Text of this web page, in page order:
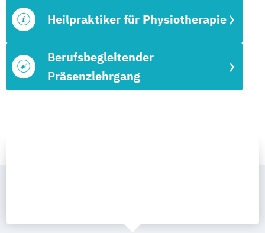
Berufsbegleitender
Präsenzlehrgang
Heilpraktiker für Physiotherapie